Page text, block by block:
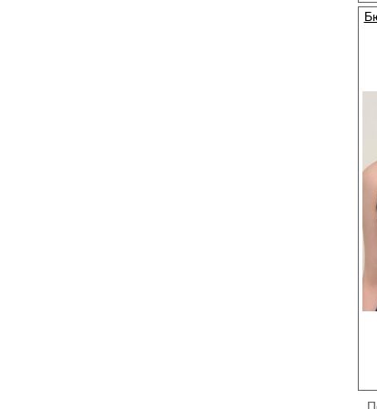
модели D
поролоновой
кружево,
плавно
бретели,
нужную форму